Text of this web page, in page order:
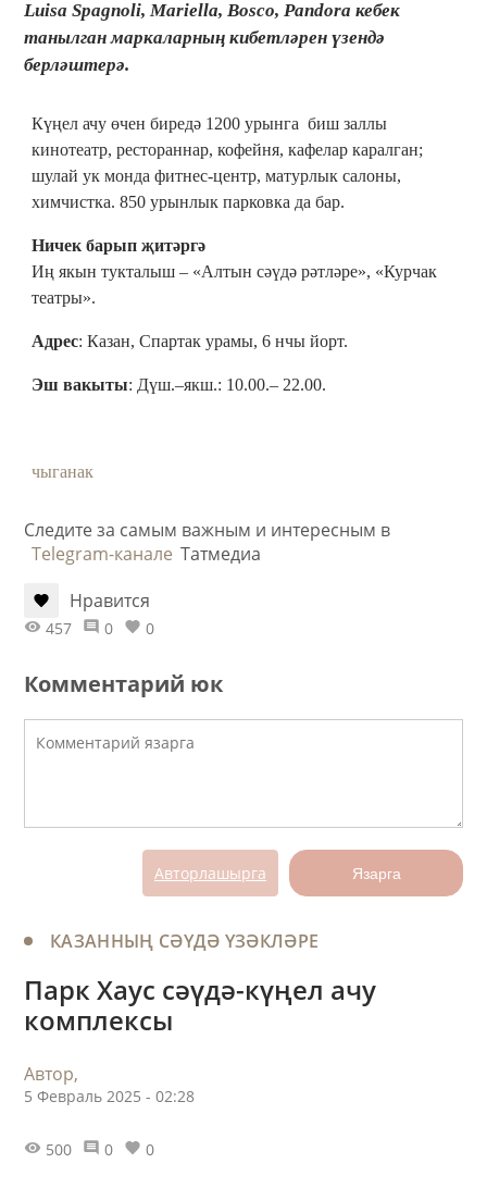
Luisa Spagnoli, Mariella, Bosco, Pandora кебек
танылган маркаларның кибетләрен үзендә
берләштерә.
Күңел ачу өчен биредә 1200 урынга биш заллы
кинотеатр, рестораннар, кофейня, кафелар каралган;
шулай ук монда фитнес-центр, матурлык салоны,
химчистка. 850 урынлык парковка да бар.
Ничек барып җитәргә
Иң якын тукталыш – «Алтын сәүдә рәтләре», «Курчак
театры».
Адрес: Казан, Спартак урамы, 6 нчы йорт.
Эш вакыты: Дүш.–якш.: 10.00.– 22.00.
чыганак
Следите за самым важным и интересным в
Telegram-канале Татмедиа
Нравится
457 0 0
Комментарий юк
Авторлашырга Язарга
КАЗАННЫҢ СӘҮДӘ ҮЗӘКЛӘРЕ
Парк Хаус сәүдә-күңел ачу
комплексы
Автор,
5 Февраль 2025 - 02:28
500 0 0